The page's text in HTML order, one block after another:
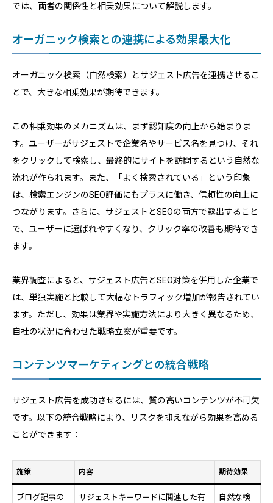
では、両者の関係性と相乗効果について解説します。
オーガニック検索との連携による効果最大化
オーガニック検索（自然検索）とサジェスト広告を連携させるこ
とで、大きな相乗効果が期待できます。
この相乗効果のメカニズムは、まず認知度の向上から始まりま
す。ユーザーがサジェストで企業名やサービス名を見つけ、それ
をクリックして検索し、最終的にサイトを訪問するという自然な
流れが作られます。また、「よく検索されている」という印象
は、検索エンジンのSEO評価にもプラスに働き、信頼性の向上に
つながります。さらに、サジェストとSEOの両方で露出すること
で、ユーザーに選ばれやすくなり、クリック率の改善も期待でき
ます。
業界調査によると、サジェスト広告とSEO対策を併用した企業で
は、単独実施と比較して大幅なトラフィック増加が報告されてい
ます。ただし、効果は業界や実施方法により大きく異なるため、
自社の状況に合わせた戦略立案が重要です。
コンテンツマーケティングとの統合戦略
サジェスト広告を成功させるには、質の高いコンテンツが不可欠
です。以下の統合戦略により、リスクを抑えながら効果を高める
ことができます：
施策 内容 期待効果
ブログ記事の
サジェストキーワードに関連した有
自然な検